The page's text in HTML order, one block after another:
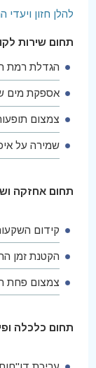
להלן חזון ויעדי
תחום שירות
הגדלת רמת
אספקת מים
צמצום
שמירה על
תחום אחזקה
קידום
הקטנת זמן
צמצום פחת
תחום כלכלה